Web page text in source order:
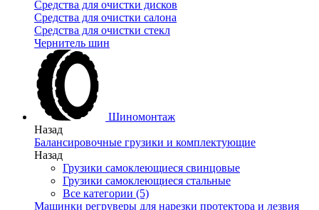
Средства для очистки дисков
Средства для очистки салона
Средства для очистки стекл
Чернитель шин
Шиномонтаж
Назад
Балансировочные грузики и комплектующие
Назад
Грузики самоклеющиеся свинцовые
Грузики самоклеющиеся стальные
Все категории (5)
Машинки регруверы для нарезки протектора и лезвия